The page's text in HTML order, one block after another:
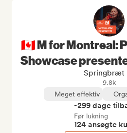
🇨🇦 M for Montreal:
Showcase
Springbræt
9.8k
Meget effektiv
-299 dage
Før lukning
124 ansøgte